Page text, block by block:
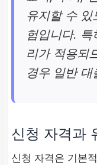
유지할 수
험입니다. 특
리가 적용되
경우 일반 대
신청 자격과
신청 자격은 기본